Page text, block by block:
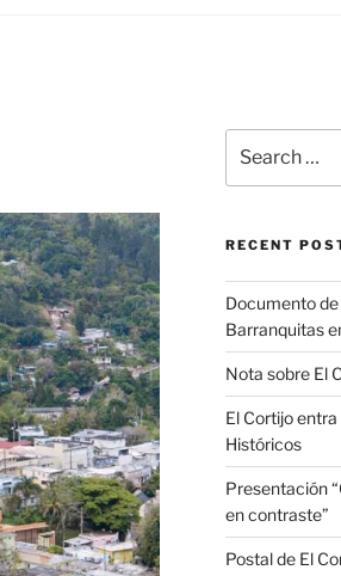
for:
RECENT
Documento
Barranquitas
Nota sobre El
El Cortijo
Históricos
Presentación
en contraste”
Postal de El